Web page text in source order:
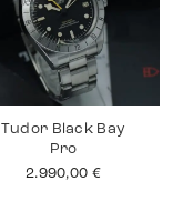
Tudor Black Bay
Pro
2.990,00 €